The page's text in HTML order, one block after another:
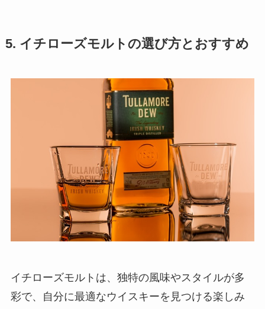
5. イチローズモルトの選び方とおすすめ
イチローズモルトは、独特の風味やスタイルが多
彩で、自分に最適なウイスキーを見つける楽しみ